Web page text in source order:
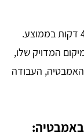
תיקון של חור נקודתי לוקח בין 20 דקות ל-40 דקות בממוצע.
המדויק שלו,
העבודה
באמבטיה: